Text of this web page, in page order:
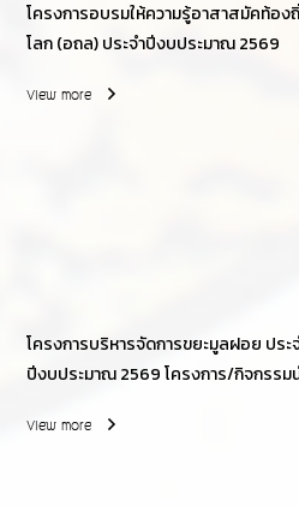
โครงการอบรมให้ความรู้อาสาสมัคท้อง
โลก (อถล) ประจำปีงบประมาณ 2569
View more
โครงการบริหารจัดการขยะมูลฝอย ประ
ปีงบประมาณ 2569 โครงการ/กิจกรรม
View more